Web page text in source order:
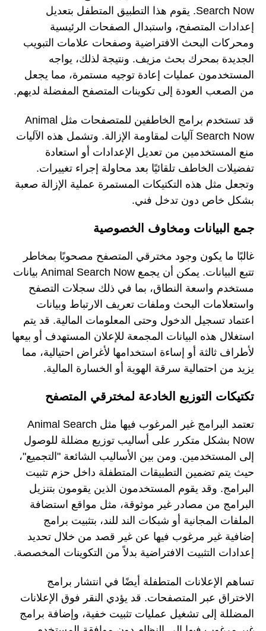
Search Now. يقوم هذا التطبيق المتطفل بتعديل
إعدادات المتصفح، واستبدال الصفحات الرئيسية
ومحركات البحث الافتراضية وصفحات علامات التبويب
الجديدة بمحرك بحث مزيف. ونتيجة لذلك، يواجه
المستخدمون عمليات إعادة توجيه مستمرة، مما يجعل
من الصعب العودة إلى تكوينات المتصفح المفضلة لديهم.
قد تستخدم برامج الخاطفين للمتصفحات مثل Animal
Search Now آليات لمقاومة الإزالة. وتشمل هذه الآليات
منع المستخدمين من تعديل الإعدادات أو استعادة
تفضيلات الخاطف تلقائيًا بعد محاولة إجراء تغييرات.
وتجعل مثل هذه التكتيكات المستمرة عملية الإزالة صعبة
بشكل خاص دون تدخل فني.
جمع البيانات ومخاوف الخصوصية
غالبًا ما يكون وجود مخترقي المتصفح مصحوبًا بمخاطر
تتبع البيانات. يمكن أن يجمع Animal Search Now بيانات
مستخدم واسعة النطاق، بما في ذلك سجلات التصفح
واستعلامات البحث وملفات تعريف الارتباط وبيانات
اعتماد تسجيل الدخول وحتى المعلومات المالية. قد يتم
استغلال هذه البيانات المجمعة للإعلان المستهدف أو بيعها
لأطراف ثالثة أو إساءة استخدامها لأغراض احتيالية، مما
يزيد من احتمالية سرقة الهوية أو الخسارة المالية.
تكتيكات التوزيع الخادعة لمخترقي المتصفح
تعتمد البرامج غير المرغوب فيها مثل Animal Search
Now بشكل متكرر على أساليب توزيع مضللة للوصول
إلى المستخدمين. ومن بين الأساليب الشائعة "التجميع"،
حيث يتم تضمين التطبيقات المتطفلة داخل حزم تثبيت
البرامج. وقد يقوم المستخدمون الذين يقومون بتنزيل
البرامج من مصادر غير موثوقة، مثل مواقع استضافة
الملفات المجانية أو شبكات الند للند، بتثبيت برامج
إضافية غير مرغوب فيها عن غير قصد من خلال تحديد
إعدادات التثبيت الافتراضية بدلاً من التكوينات المخصصة.
تساهم الإعلانات المتطفلة أيضًا في انتشار برامج
الاختراق عبر المتصفحات. قد يؤدي النقر فوق الإعلانات
المضللة إلى تشغيل عمليات تثبيت خفية، وإضافة برامج